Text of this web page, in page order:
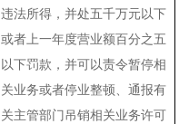
违法所得，并处五千万元以下
或者上一年度营业额百分之五
以下罚款，并可以责令暂停相
关业务或者停业整顿、通报有
关主管部门吊销相关业务许可